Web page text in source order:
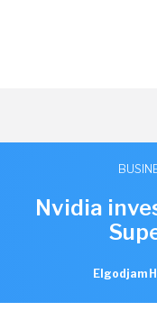
Nvidia
Elgodjam